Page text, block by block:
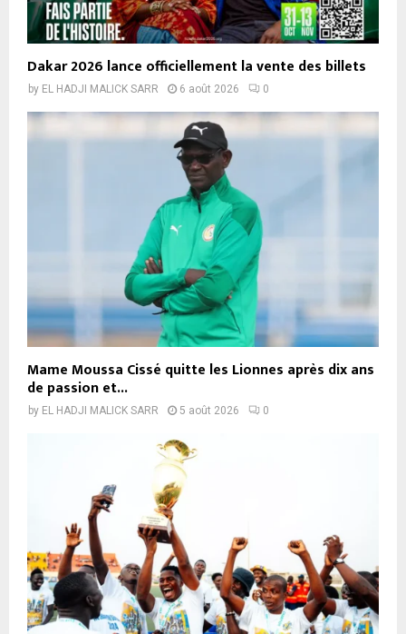
Dakar 2026 lance officiellement la vente des billets
by EL HADJI MALICK SARR 6 août 2026 0
Mame Moussa Cissé quitte les Lionnes après dix ans
de passion et...
by EL HADJI MALICK SARR 5 août 2026 0